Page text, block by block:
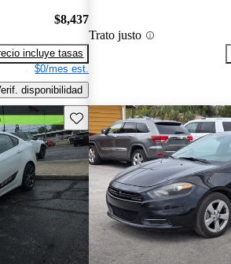
$8,437
incluye tasas
$0/mes est.
disponibilidad
Trato justo
Guarda este Aviso